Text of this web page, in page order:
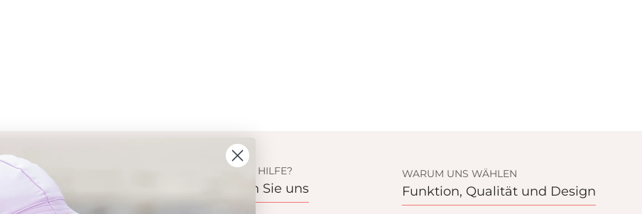
BENÖTIGEN SIE HILFE?
Kontaktieren Sie uns
WARUM UNS WÄHLEN
Funktion, Qualität und Design